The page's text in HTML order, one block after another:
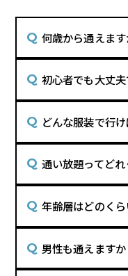
何歳から通えます
初心者でも大丈夫
どんな服装で行
通い放題ってど
年齢層はどのく
男性も通えますか